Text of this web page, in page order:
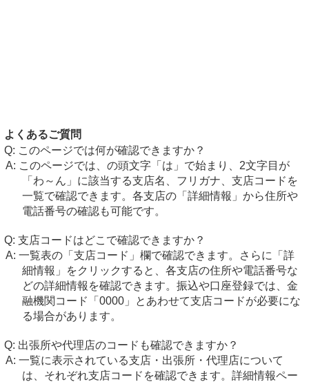
よくあるご質問
このページでは何が確認できますか？
このページでは、の頭文字「は」で始まり、2文字目が
「わ～ん」に該当する支店名、フリガナ、支店コードを
一覧で確認できます。各支店の「詳細情報」から住所や
電話番号の確認も可能です。
支店コードはどこで確認できますか？
一覧表の「支店コード」欄で確認できます。さらに「詳
細情報」をクリックすると、各支店の住所や電話番号な
どの詳細情報を確認できます。振込や口座登録では、金
融機関コード「0000」とあわせて支店コードが必要にな
る場合があります。
出張所や代理店のコードも確認できますか？
一覧に表示されている支店・出張所・代理店について
は、それぞれ支店コードを確認できます。詳細情報ペー